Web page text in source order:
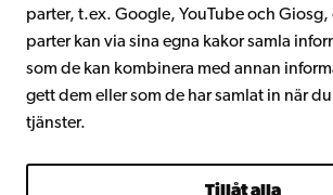
parter, t.ex. Google, YouTube och Giosg,
parter kan via sina egna kakor samla
som de kan kombinera med annan
gett dem eller som de har samlat in när
tjänster.